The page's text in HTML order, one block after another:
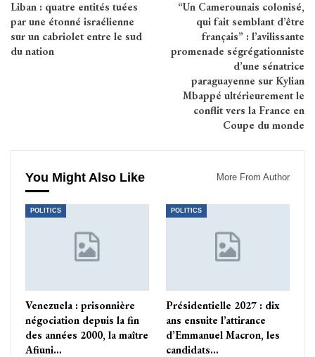
Liban : quatre entités tuées
par une étonné israélienne
sur un cabriolet entre le sud
du nation
“Un Camerounais colonisé,
qui fait semblant d’être
français” : l’avilissante
promenade ségrégationniste
d’une sénatrice
paraguayenne sur Kylian
Mbappé ultérieurement le
conflit vers la France en
Coupe du monde
You Might Also Like More From Author
POLITICS
Venezuela : prisonnière
négociation depuis la fin
des années 2000, la maître
Afiuni…
POLITICS
Présidentielle 2027 : dix
ans ensuite l’attirance
d’Emmanuel Macron, les
candidats…